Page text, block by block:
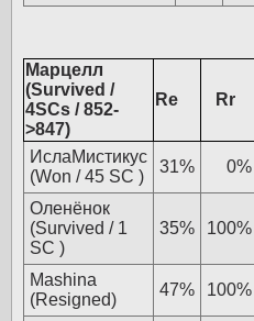
Марцелл
(Survived /
4SCs / 852-
>847)
Re Rr
ИслаМистикус
(Won / 45 SC )
31% 0%
Оленёнок
(Survived / 1
SC )
35% 100%
Mashina
(Resigned)
47% 100%